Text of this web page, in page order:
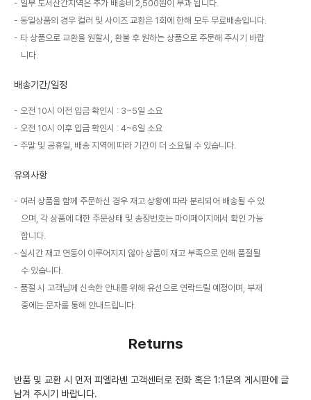
일부 도서산간지역은 추가 배송비 2,500원이 부과 됩니다.
동일상품의 경우 컬러 및 사이즈 교환은 1회에 한해 모두 무료배송입니다.
타 상품으로 교환을 원할시, 환불 후 원하는 상품으로 주문해 주시기 바랍
니다.
배송기간/일정
오전 10시 이전 입금 확인시 : 3~5일 소요
오전 10시 이후 입금 확인시 : 4~6일 소요
주말 및 공휴일, 배송 지역에 따라 기간이 더 소요될 수 있습니다.
유의사항
여러 상품을 함께 주문하신 경우 재고 상황에 따라 분리되어 배송될 수 있
으며, 각 상품에 대한 주문상태 및 송장번호는 마이페이지에서 확인 가능
합니다.
실시간 재고 연동이 이루어지지 않아 상품이 재고 부족으로 인해 품절될
수 있습니다.
품절 시 고객님께 신속한 안내를 위해 유선으로 연락드릴 예정이며, 부재
중에는 문자를 통해 안내드립니다.
Returns
반품 및 교환 시 먼저 피엘라벤 고객센터로 전화 혹은 1:1문의 게시판에 글
남겨 주시기 바랍니다.